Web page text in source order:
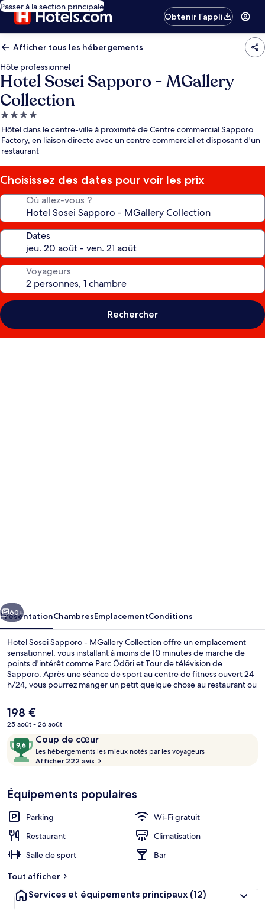
Passer à la section principale
Obtenir l’appli
Afficher tous les hébergements
Hôte professionnel
Hotel Sosei Sapporo - MGallery
Collection
Hébergement
4.0 étoiles
Hôtel dans le centre-ville à proximité de Centre commercial Sapporo
Factory, en liaison directe avec un centre commercial et disposant d'un
restaurant
Choisissez des dates pour voir les prix
Où allez-vous ?
Dates
Voyageurs
Rechercher
MGallery
Collection
Suivant
60+
PrésentationChambresEmplacementConditions
Hotel Sosei Sapporo - MGallery Collection offre un emplacement
sensationnel, vous installant à moins de 10 minutes de marche de
points d'intérêt comme Parc Ōdōri et Tour de télévision de
Sapporo. Après une séance de sport au centre de fitness ouvert 24
h/24, vous pourrez manger un petit quelque chose au restaurant ou
Sapporo et Centre commercial Sapporo Factory se trouvent par
ailleurs à moins de 10 minutes à pied. Les autres voyageurs ne disent
que du bien en ce qui concerne le personnel attentionné. Les
transports publics sont tout proches. Station Odori se situe à
seulement 9 min à pied.
Le
prix
est
de
198 €.
198 €
25 août - 26 août
Avis
voyageurs
Coup de cœur
9,6
sur
10,
cœur
Les hébergements les mieux notés par les voyageurs
n
Afficher 222 avis
Équipements populaires
Parking
Wi-Fi gratuit
Restaurant
Climatisation
Salle de sport
Bar
Tout afficher
Services et équipements principaux (12)